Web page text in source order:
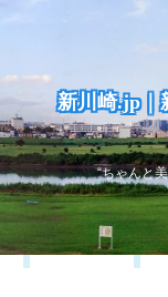
新川崎.jp｜
“ちゃんと